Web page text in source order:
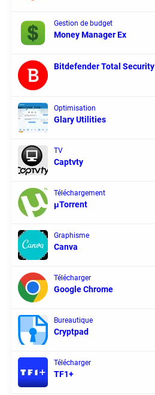
Gestion de budget
Money Manager Ex
Bitdefender Total Security
Optimisation
Glary Utilities
TV
Captvty
Téléchargement
μTorrent
Graphisme
Canva
Télécharger
Google Chrome
Bureautique
Cryptpad
Télécharger
TF1+